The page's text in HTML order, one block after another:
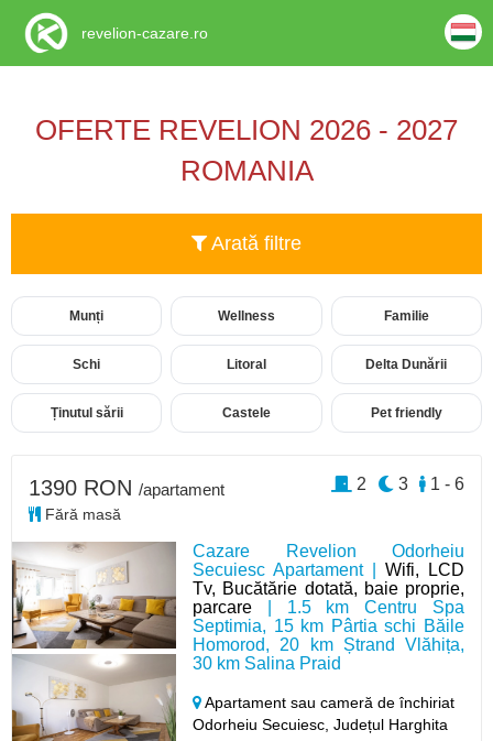
OFERTE REVELION 2026 - 2027
ROMANIA
Arată filtre
Munți Wellness Familie
Schi Litoral Delta Dunării
Ținutul sării Castele Pet friendly
Cazare Revelion Odorheiu
Secuiesc Apartament |Wifi, LCD
Tv, Bucătărie dotată, baie proprie,
parcare | 1.5 km Centru Spa
Septimia, 15 km Pârtia schi Băile
Homorod, 20 km Ștrand Vlăhița,
30 km Salina Praid
Apartament sau cameră de închiriat
Odorheiu Secuiesc,Județul Harghita
1390 RON /apartament
Fără masă
1 - 6
3
2
revelion-cazare.ro